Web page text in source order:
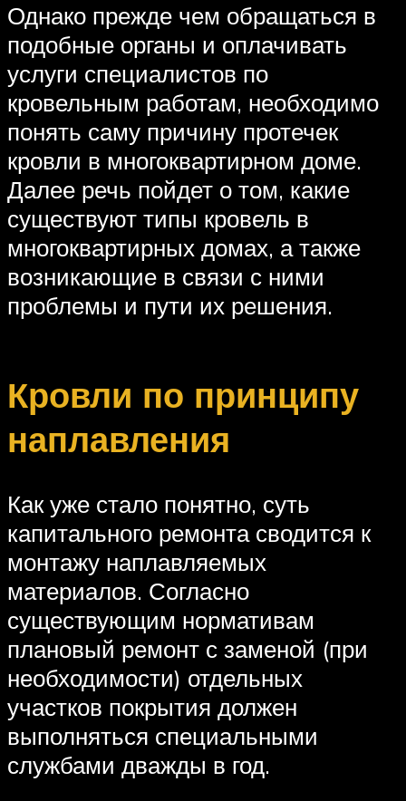
Однако прежде чем обращаться в
подобные органы и оплачивать
услуги специалистов по
кровельным работам, необходимо
понять саму причину протечек
кровли в многоквартирном доме.
Далее речь пойдет о том, какие
существуют типы кровель в
многоквартирных домах, а также
возникающие в связи с ними
проблемы и пути их решения.
Кровли по принципу
наплавления
Как уже стало понятно, суть
капитального ремонта сводится к
монтажу наплавляемых
материалов. Согласно
существующим нормативам
плановый ремонт с заменой (при
необходимости) отдельных
участков покрытия должен
выполняться специальными
службами дважды в год.